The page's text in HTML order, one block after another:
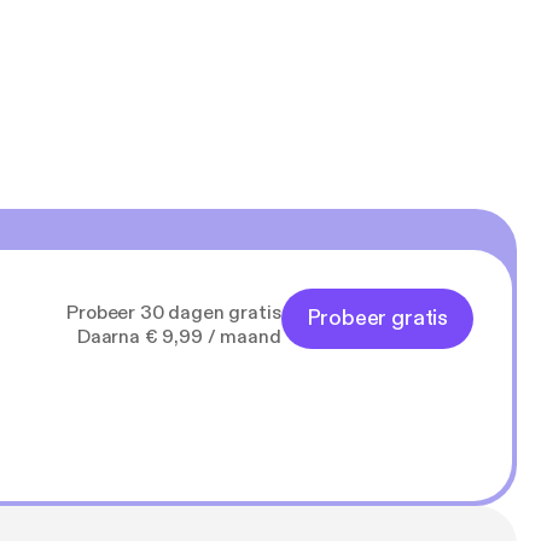
een
Probeer 30 dagen gratis
Daarna € 9,99 / maand
Probeer gratis